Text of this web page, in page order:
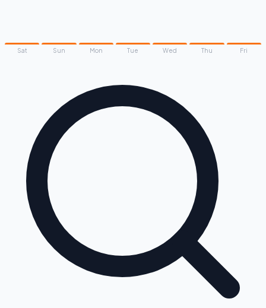
Sat Sun Mon Tue Wed Thu Fri